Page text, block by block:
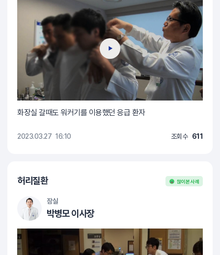
화장실 갈때도 워커기를 이용했던 응급 환자
2023.03.27 16:10 조회수 611
허리질환 많이 본 사례
잠실
박병모 이사장